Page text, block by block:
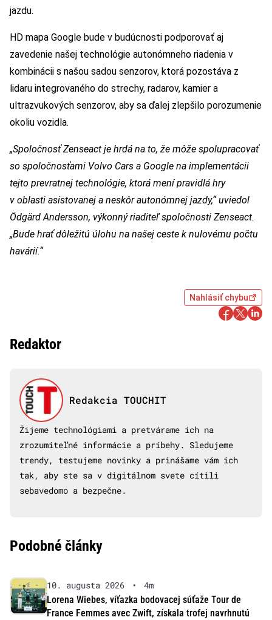
jazdu.
HD mapa Google bude v budúcnosti podporovať aj
zavedenie našej technológie autonómneho riadenia v
kombinácii s našou sadou senzorov, ktorá pozostáva z
lidaru integrovaného do strechy, radarov, kamier a
ultrazvukových senzorov, aby sa ďalej zlepšilo porozumenie
okoliu vozidla.
„Spoločnosť Zenseact je hrdá na to, že môže spolupracovať
so spoločnosťami Volvo Cars a Google na implementácii
tejto prevratnej technológie, ktorá mení pravidlá hry
v oblasti asistovanej a neskôr autonómnej jazdy,“ uviedol
Ödgärd Andersson, výkonný riaditeľ spoločnosti Zenseact.
„Bude hrať dôležitú úlohu na našej ceste k nulovému počtu
havárií.“
Nahlásiť chybu
Redaktor
Redakcia TOUCHIT
Žijeme technológiami a pretvárame ich na
zrozumiteľné informácie a príbehy. Sledujeme
trendy, testujeme novinky a prinášame vám ich
tak, aby ste sa v digitálnom svete cítili
sebavedomo a bezpečne.
Podobné články
10. augusta 2026 •
4m
Lorena Wiebes, víťazka bodovacej súťaže Tour de
France Femmes avec Zwift, získala trofej navrhnutú